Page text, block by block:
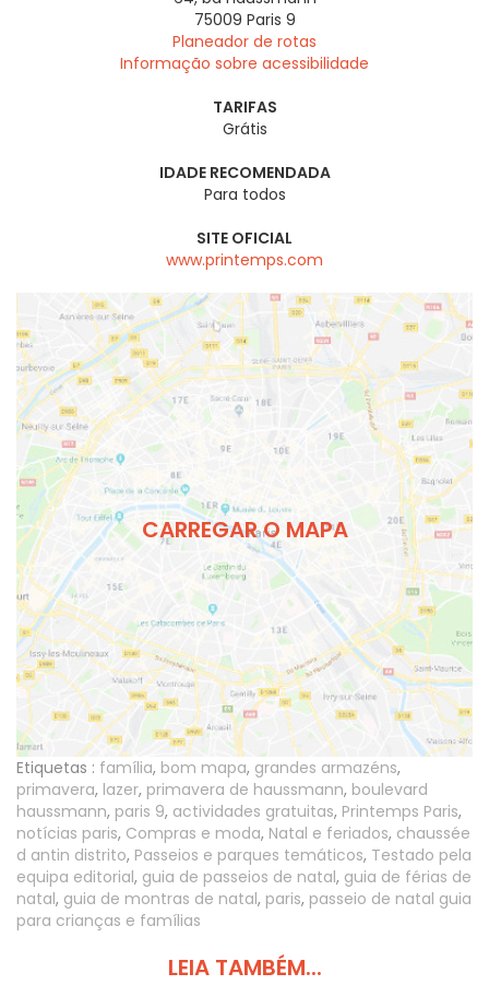
75009 Paris 9
Planeador de rotas
Informação sobre acessibilidade
TARIFAS
Grátis
IDADE RECOMENDADA
Para todos
SITE OFICIAL
www.printemps.com
CARREGAR O MAPA
Etiquetas : família, bom mapa, grandes armazéns,
primavera, lazer, primavera de haussmann, boulevard
haussmann, paris 9, actividades gratuitas, Printemps Paris,
notícias paris, Compras e moda, Natal e feriados, chaussée
d antin distrito, Passeios e parques temáticos, Testado pela
equipa editorial, guia de passeios de natal, guia de férias de
natal, guia de montras de natal, paris, passeio de natal guia
para crianças e famílias
LEIA TAMBÉM...